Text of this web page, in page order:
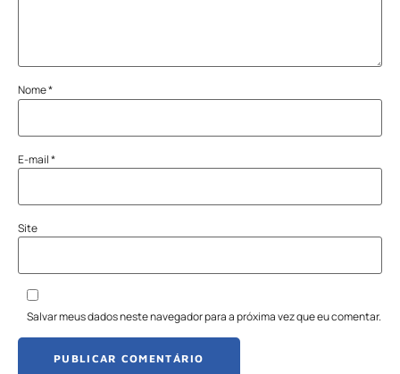
Nome*
E-mail*
Site
Salvar meus dados neste navegador para a próxima vez que eu comentar.